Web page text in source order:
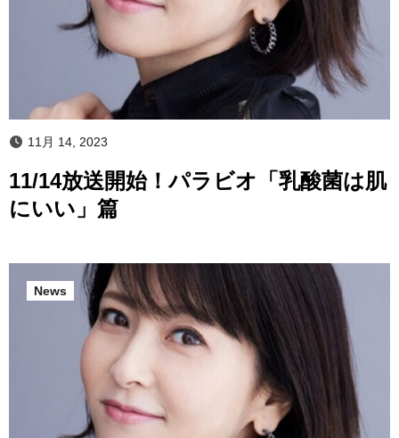
11月 14, 2023
11/14放送開始！パラビオ「乳酸菌は肌
にいい」篇
News